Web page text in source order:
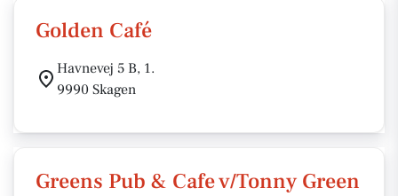
Golden Café
Havnevej 5 B, 1.
9990 Skagen
Greens Pub & Cafe v/Tonny Green